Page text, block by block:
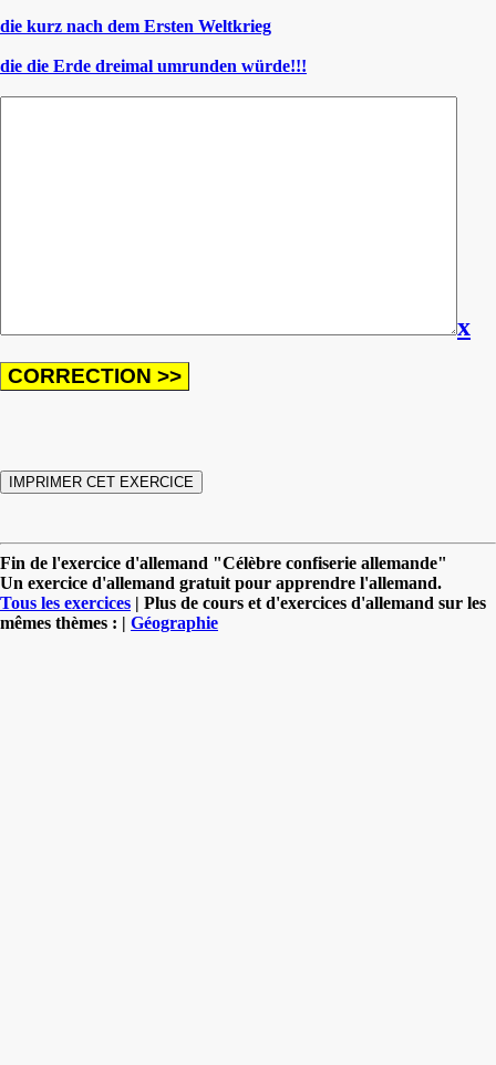
die kurz nach dem Ersten Weltkrieg
die die Erde dreimal umrunden würde!!!
x
Fin de l'exercice d'allemand "Célèbre confiserie allemande"
Un exercice d'allemand gratuit pour apprendre l'allemand.
Tous les exercices | Plus de cours et d'exercices d'allemand sur les
mêmes thèmes : | Géographie